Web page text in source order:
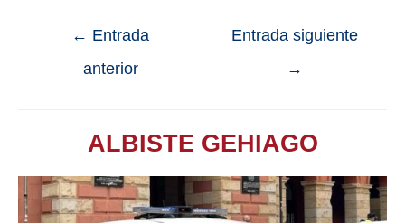
← Entrada
anterior
Entrada siguiente
→
ALBISTE GEHIAGO